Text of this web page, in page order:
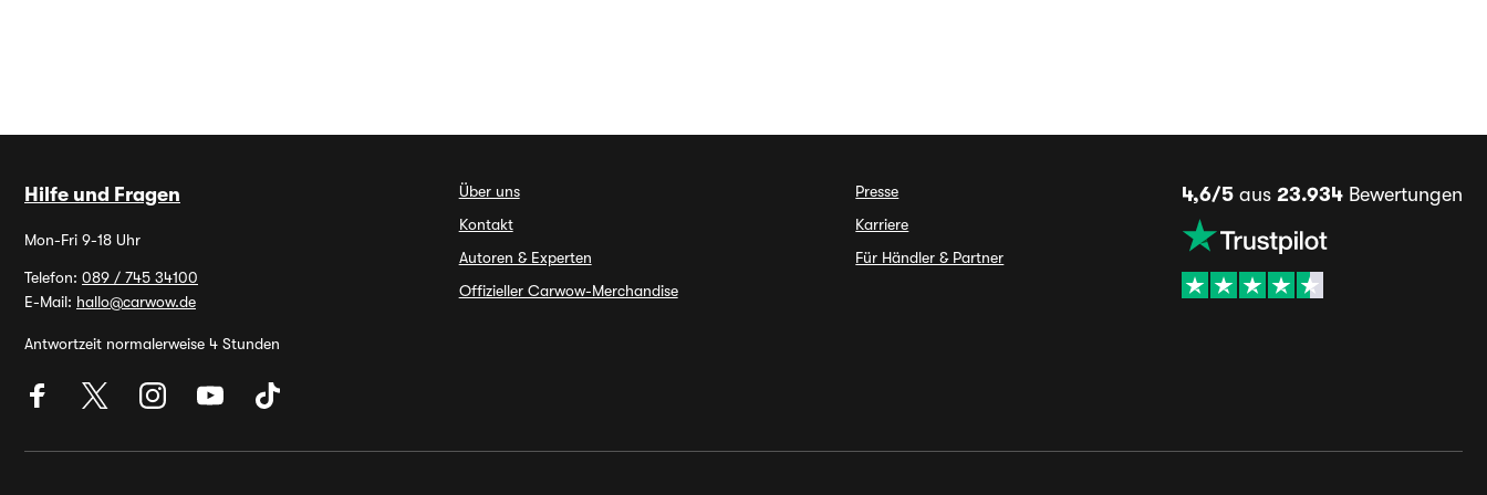
Hilfe und Fragen
Mon-Fri 9-18 Uhr
Telefon: 089 / 745 34100
E-Mail: hallo@carwow.de
Antwortzeit normalerweise 4 Stunden
Über uns
Kontakt
Autoren & Experten
Offizieller Carwow-Merchandise
Presse
Karriere
Für Händler & Partner
4,6/5aus 23.934Bewertungen